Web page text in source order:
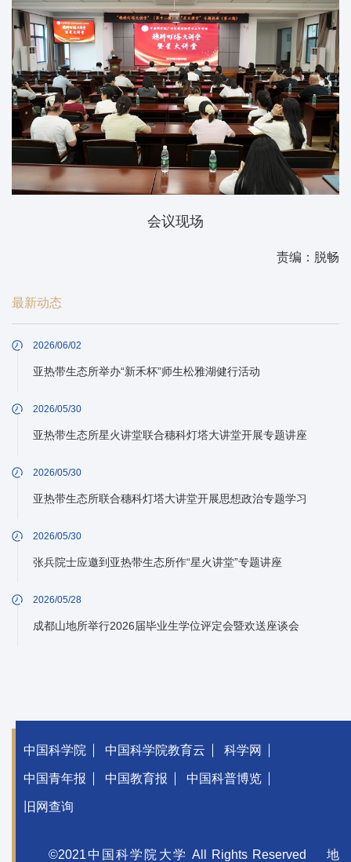
会议现场
责编：脱畅
最新动态
2026/06/02
亚热带生态所举办“新禾杯”师生松雅湖健行活动
2026/05/30
亚热带生态所星火讲堂联合穗科灯塔大讲堂开展专题讲座
2026/05/30
亚热带生态所联合穗科灯塔大讲堂开展思想政治专题学习
2026/05/30
张兵院士应邀到亚热带生态所作“星火讲堂”专题讲座
2026/05/28
成都山地所举行2026届毕业生学位评定会暨欢送座谈会
中国科学院 中国科学院教育云 科学网
中国青年报 中国教育报 中国科普博览
旧网查询
©2021中国科学院大学 All Rights Reserved 地